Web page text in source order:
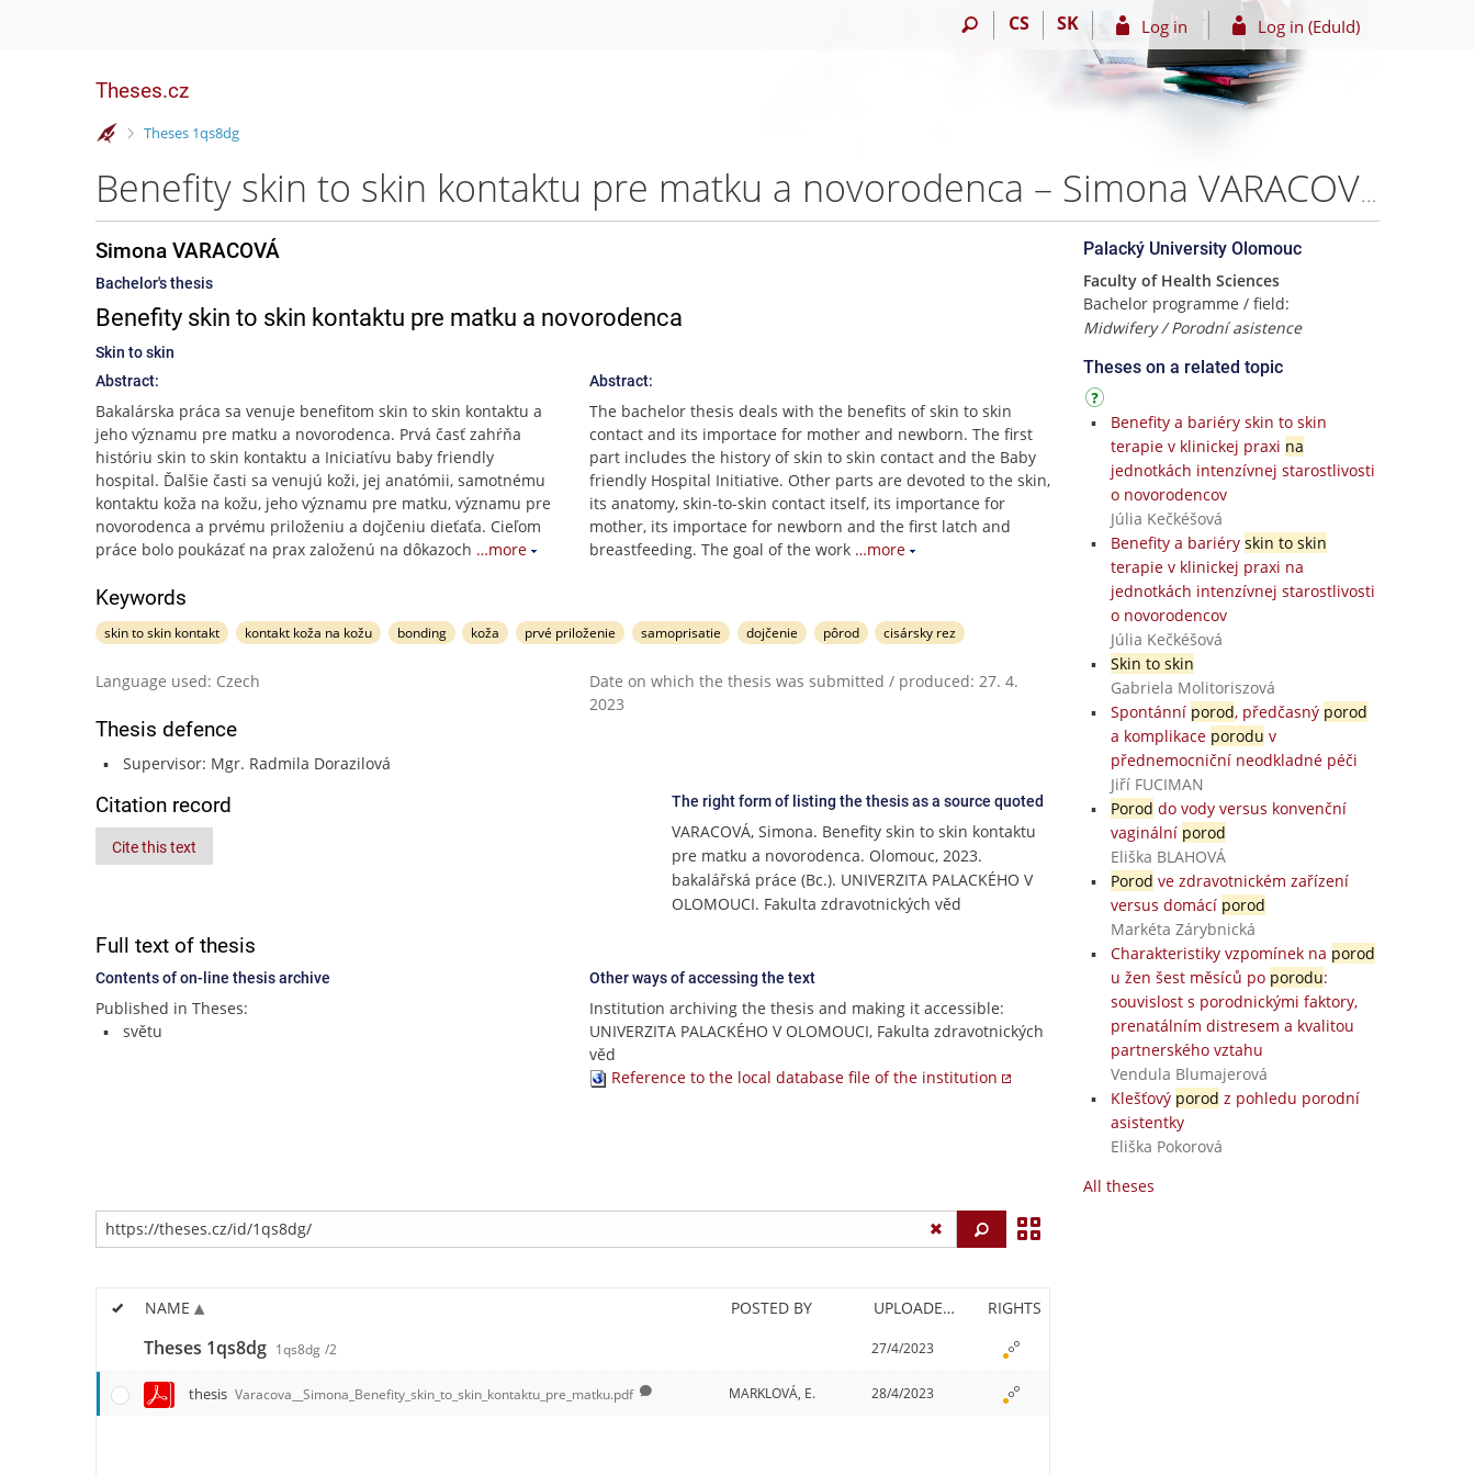
CS SK Log in Log in (EduId)
Theses.cz
>
Theses 1qs8dg
Benefity skin to skin kontaktu pre matku a novorodenca – Simona VARACOVÁ
Simona VARACOVÁ
Bachelor's thesis
Benefity skin to skin kontaktu pre matku a novorodenca
Skin to skin
Abstract:
Bakalárska práca sa venuje benefitom skin to skin kontaktu a
jeho významu pre matku a novorodenca. Prvá časť zahŕňa
históriu skin to skin kontaktu a Iniciatívu baby friendly
hospital. Ďalšie časti sa venujú koži, jej anatómii, samotnému
kontaktu koža na kožu, jeho významu pre matku, významu pre
novorodenca a prvému priloženiu a dojčeniu dieťaťa. Cieľom
práce bolo poukázať na prax založenú na dôkazoch …more
Abstract:
The bachelor thesis deals with the benefits of skin to skin
contact and its importace for mother and newborn. The first
part includes the history of skin to skin contact and the Baby
friendly Hospital Initiative. Other parts are devoted to the skin,
its anatomy, skin-to-skin contact itself, its importance for
mother, its importace for newborn and the first latch and
breastfeeding. The goal of the work …more
Keywords
skin to skin kontakt kontakt koža na kožu bonding koža prvé priloženie samoprisatie dojčenie pôrod cisársky rez
Language used: Czech
Date on which the thesis was submitted / produced: 27. 4.
2023
Thesis defence
Supervisor: Mgr. Radmila Dorazilová
Citation record
Cite this text
The right form of listing the thesis as a source quoted
VARACOVÁ, Simona. Benefity skin to skin kontaktu
pre matku a novorodenca. Olomouc, 2023.
bakalářská práce (Bc.). UNIVERZITA PALACKÉHO V
OLOMOUCI. Fakulta zdravotnických věd
Full text of thesis
Contents of on-line thesis archive
Published in Theses:
světu
Other ways of accessing the text
Institution archiving the thesis and making it accessible:
UNIVERZITA PALACKÉHO V OLOMOUCI, Fakulta zdravotnických
věd
Reference to the local database file of the institution
Palacký University Olomouc
Faculty of Health Sciences
Bachelor programme / field:
Midwifery / Porodní asistence
Theses on a related topic
Benefity a bariéry skin to skin
terapie v klinickej praxi na
jednotkách intenzívnej starostlivosti
o novorodencov
Júlia Kečkéšová
Benefity a bariéry skin to skin
terapie v klinickej praxi na
jednotkách intenzívnej starostlivosti
o novorodencov
Júlia Kečkéšová
Skin to skin
Gabriela Molitoriszová
Spontánní porod, předčasný porod
a komplikace porodu v
přednemocniční neodkladné péči
Jiří FUCIMAN
Porod do vody versus konvenční
vaginální porod
Eliška BLAHOVÁ
Porod ve zdravotnickém zařízení
versus domácí porod
Markéta Zárybnická
Charakteristiky vzpomínek na porod
u žen šest měsíců po porodu:
souvislost s porodnickými faktory,
prenatálním distresem a kvalitou
partnerského vztahu
Vendula Blumajerová
Klešťový porod z pohledu porodní
asistentky
Eliška Pokorová
All theses
Find
NAME POSTED BY UPLOADED/CREATED RIGHTS
Theses 1qs8dg 1qs8dg /2 27/4/2023
thesis Varacova__Simona_Benefity_skin_to_skin_kontaktu_pre_matku.pdf MARKLOVÁ, E. 28/4/2023